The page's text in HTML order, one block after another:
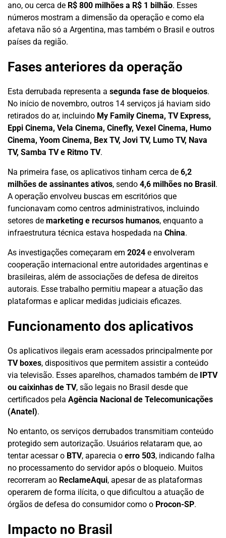
ano, ou cerca de R$ 800 milhões a R$ 1 bilhão. Esses
números mostram a dimensão da operação e como ela
afetava não só a Argentina, mas também o Brasil e outros
países da região.
Fases anteriores da operação
Esta derrubada representa a segunda fase de bloqueios.
No início de novembro, outros 14 serviços já haviam sido
retirados do ar, incluindo My Family Cinema, TV Express,
Eppi Cinema, Vela Cinema, Cinefly, Vexel Cinema, Humo
Cinema, Yoom Cinema, Bex TV, Jovi TV, Lumo TV, Nava
TV, Samba TV e Ritmo TV.
Na primeira fase, os aplicativos tinham cerca de 6,2
milhões de assinantes ativos, sendo 4,6 milhões no Brasil .
A operação envolveu buscas em escritórios que
funcionavam como centros administrativos, incluindo
setores de marketing e recursos humanos, enquanto a
infraestrutura técnica estava hospedada na China.
As investigações começaram em 2024 e envolveram
cooperação internacional entre autoridades argentinas e
brasileiras, além de associações de defesa de direitos
autorais. Esse trabalho permitiu mapear a atuação das
plataformas e aplicar medidas judiciais eficazes.
Funcionamento dos aplicativos
Os aplicativos ilegais eram acessados principalmente por
TV boxes, dispositivos que permitem assistir a conteúdo
via televisão. Esses aparelhos, chamados também de
IPTV
ou caixinhas de TV, são legais no Brasil desde que
certificados pela Agência Nacional de Telecomunicações
(Anatel).
No entanto, os serviços derrubados transmitiam conteúdo
protegido sem autorização. Usuários relataram que, ao
tentar acessar o BTV, aparecia o erro 503, indicando falha
no processamento do servidor após o bloqueio. Muitos
recorreram ao ReclameAqui, apesar de as plataformas
operarem de forma ilícita, o que dificultou a atuação de
órgãos de defesa do consumidor como o Procon-SP.
Impacto no Brasil